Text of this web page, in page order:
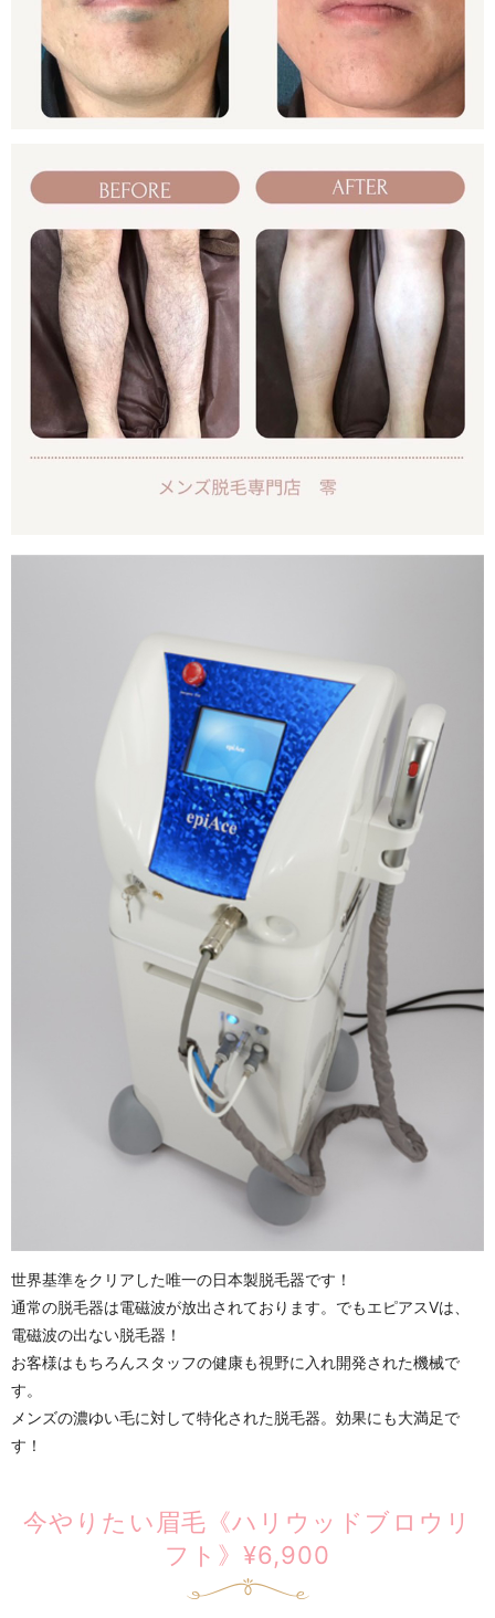
世界基準をクリアした唯一の日本製脱毛器です！
通常の脱毛器は電磁波が放出されております。でもエピアスVは、
電磁波の出ない脱毛器！
お客様はもちろんスタッフの健康も視野に入れ開発された機械で
す。
メンズの濃ゆい毛に対して特化された脱毛器。効果にも大満足で
す！
今やりたい眉毛《ハリウッドブロウリ
フト》¥6,900